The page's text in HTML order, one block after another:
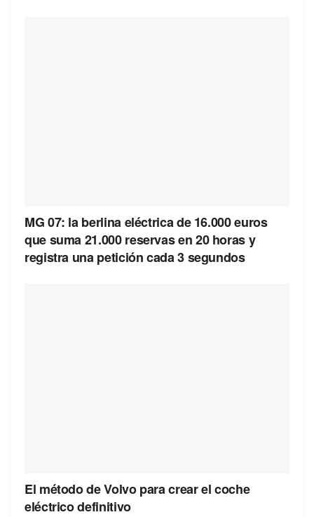
MG 07: la berlina eléctrica de 16.000 euros
que suma 21.000 reservas en 20 horas y
registra una petición cada 3 segundos
El método de Volvo para crear el coche
eléctrico definitivo